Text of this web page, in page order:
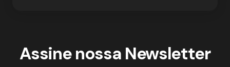
Assine nossa Newsletter